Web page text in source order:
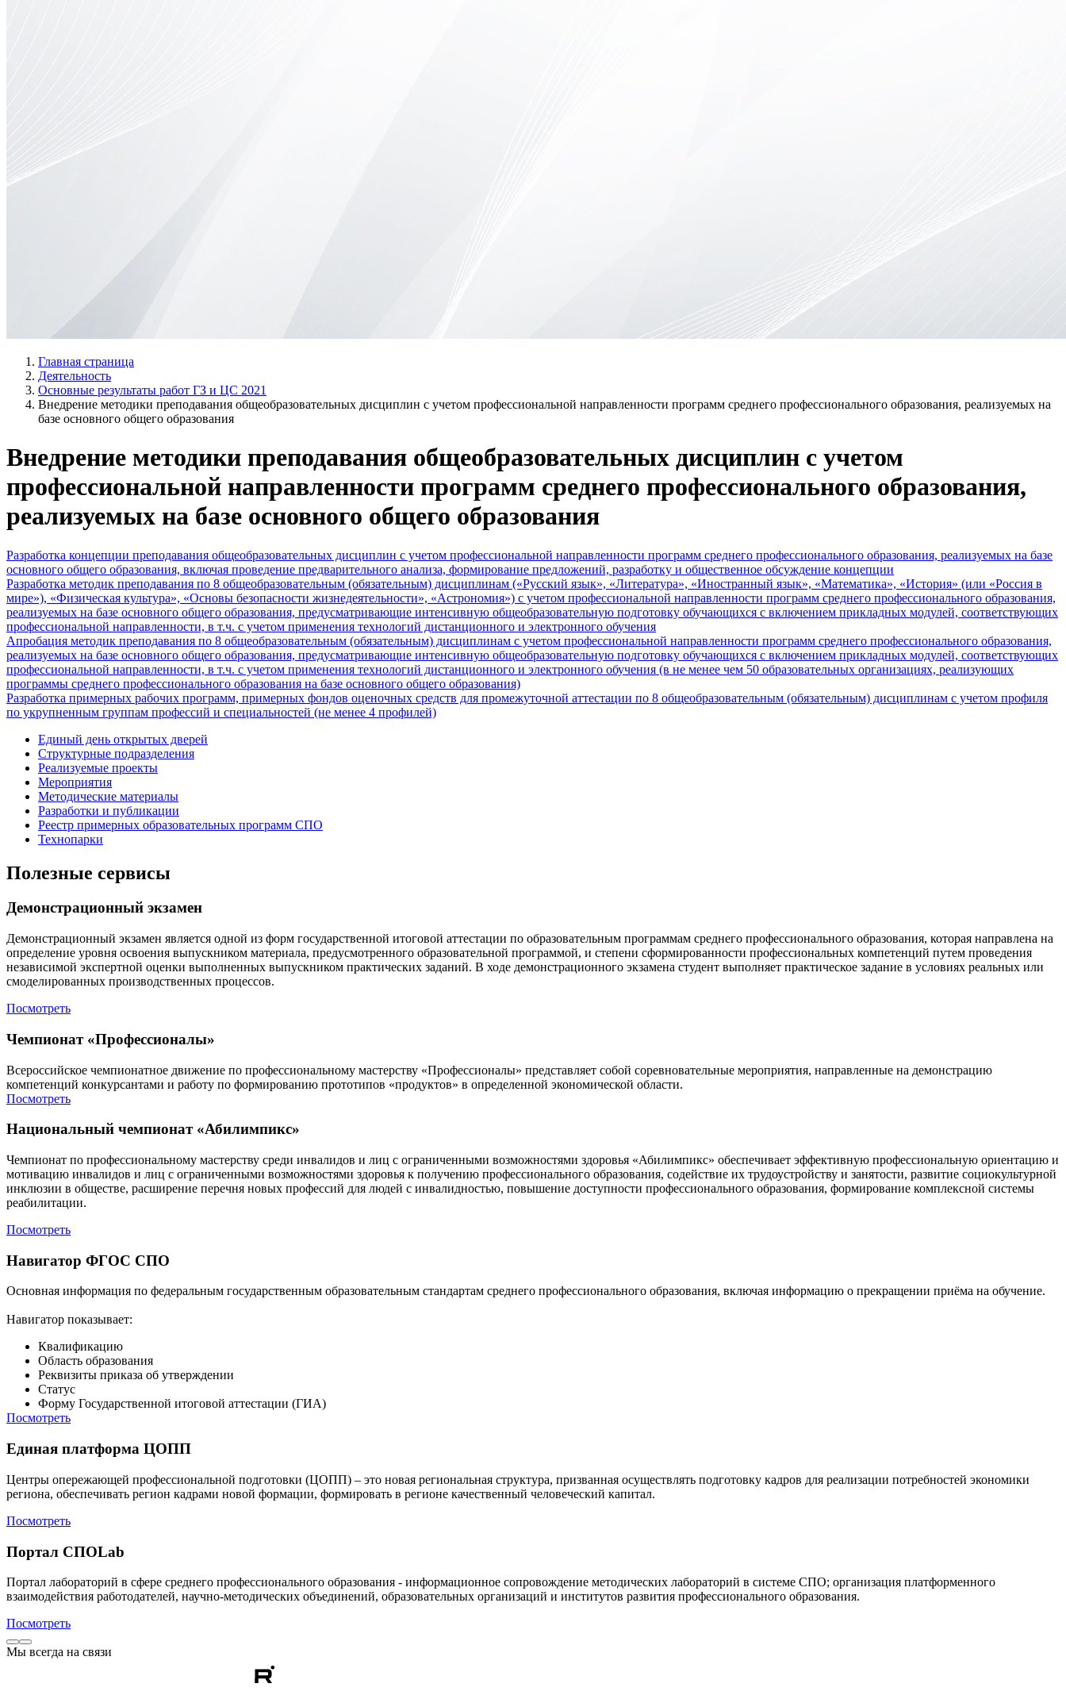
Главная страница
Деятельность
Основные результаты работ ГЗ и ЦС 2021
Внедрение методики преподавания общеобразовательных дисциплин с учетом профессиональной направленности программ среднего профессионального образования, реализуемых на
базе основного общего образования
Внедрение методики преподавания общеобразовательных дисциплин с учетом
профессиональной направленности программ среднего профессионального образования,
реализуемых на базе основного общего образования
Разработка концепции преподавания общеобразовательных дисциплин с учетом профессиональной направленности программ среднего профессионального образования, реализуемых на базе
основного общего образования, включая проведение предварительного анализа, формирование предложений, разработку и общественное обсуждение концепции
Разработка методик преподавания по 8 общеобразовательным (обязательным) дисциплинам («Русский язык», «Литература», «Иностранный язык», «Математика», «История» (или «Россия в
мире»), «Физическая культура», «Основы безопасности жизнедеятельности», «Астрономия») с учетом профессиональной направленности программ среднего профессионального образования,
реализуемых на базе основного общего образования, предусматривающие интенсивную общеобразовательную подготовку обучающихся с включением прикладных модулей, соответствующих
профессиональной направленности, в т.ч. с учетом применения технологий дистанционного и электронного обучения
Апробация методик преподавания по 8 общеобразовательным (обязательным) дисциплинам с учетом профессиональной направленности программ среднего профессионального образования,
реализуемых на базе основного общего образования, предусматривающие интенсивную общеобразовательную подготовку обучающихся с включением прикладных модулей, соответствующих
профессиональной направленности, в т.ч. с учетом применения технологий дистанционного и электронного обучения (в не менее чем 50 образовательных организациях, реализующих
программы среднего профессионального образования на базе основного общего образования)
Разработка примерных рабочих программ, примерных фондов оценочных средств для промежуточной аттестации по 8 общеобразовательным (обязательным) дисциплинам с учетом профиля
по укрупненным группам профессий и специальностей (не менее 4 профилей)
Единый день открытых дверей
Структурные подразделения
Реализуемые проекты
Мероприятия
Методические материалы
Разработки и публикации
Реестр примерных образовательных программ СПО
Технопарки
Полезные сервисы
Демонстрационный экзамен
Демонстрационный экзамен является одной из форм государственной итоговой аттестации по образовательным программам среднего профессионального образования, которая направлена на
определение уровня освоения выпускником материала, предусмотренного образовательной программой, и степени сформированности профессиональных компетенций путем проведения
независимой экспертной оценки выполненных выпускником практических заданий. В ходе демонстрационного экзамена студент выполняет практическое задание в условиях реальных или
смоделированных производственных процессов.
Посмотреть
Чемпионат «Профессионалы»
Всероссийское чемпионатное движение по профессиональному мастерству «Профессионалы» представляет собой соревновательные мероприятия, направленные на демонстрацию
компетенций конкурсантами и работу по формированию прототипов «продуктов» в определенной экономической области.
Посмотреть
Национальный чемпионат «Абилимпикс»
Чемпионат по профессиональному мастерству среди инвалидов и лиц с ограниченными возможностями здоровья «Абилимпикс» обеспечивает эффективную профессиональную ориентацию и
мотивацию инвалидов и лиц с ограниченными возможностями здоровья к получению профессионального образования, содействие их трудоустройству и занятости, развитие социокультурной
инклюзии в обществе, расширение перечня новых профессий для людей с инвалидностью, повышение доступности профессионального образования, формирование комплексной системы
реабилитации.
Посмотреть
Навигатор ФГОС СПО
Основная информация по федеральным государственным образовательным стандартам среднего профессионального образования, включая информацию о прекращении приёма на обучение.
Навигатор показывает:
Квалификацию
Область образования
Реквизиты приказа об утверждении
Статус
Форму Государственной итоговой аттестации (ГИА)
Посмотреть
Единая платформа ЦОПП
Центры опережающей профессиональной подготовки (ЦОПП) – это новая региональная структура, призванная осуществлять подготовку кадров для реализации потребностей экономики
региона, обеспечивать регион кадрами новой формации, формировать в регионе качественный человеческий капитал.
Посмотреть
Портал СПОLab
Портал лабораторий в сфере среднего профессионального образования - информационное сопровождение методических лабораторий в системе СПО; организация платформенного
взаимодействия работодателей, научно-методических объединений, образовательных организаций и институтов развития профессионального образования.
Посмотреть
Мы всегда на связи